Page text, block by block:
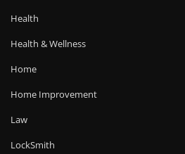
Health
Health & Wellness
Home
Home Improvement
Law
LockSmith